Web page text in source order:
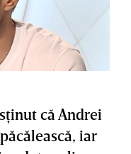
că Andrei
iar